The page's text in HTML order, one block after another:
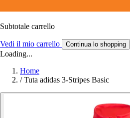
Subtotale carrello
Vedi il mio carrello Continua lo shopping
Loading...
Home
/ Tuta adidas 3-Stripes Basic